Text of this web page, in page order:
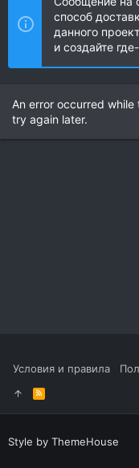
способ
данного
и создайте
An error occurred
try again later.
Условия и правила
R
S
S
Style by ThemeHouse